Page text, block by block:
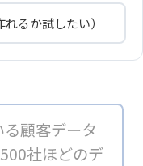
るか試したい）